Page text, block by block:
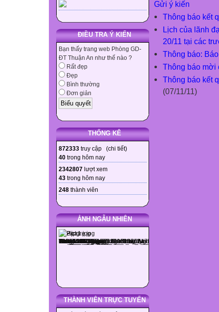
ĐIỀU TRA Ý KIẾN
Bạn thấy trang web Phòng GD-
ĐT Thuận An như thế nào ?
Rất đẹp
Đẹp
Bình thường
Đơn giản
THỐNG KÊ
872333 truy cập (chi tiết)
40 trong hôm nay
2342807 lượt xem
43 trong hôm nay
248 thành viên
ẢNH NGẪU NHIÊN
THÀNH VIÊN TRỰC TUYẾN
Gửi ý kiến
Thông báo kết
Lịch của lãnh
20/11 tại các
Thông báo:
Thông báo mời
Thông báo kết
(07/11/11)